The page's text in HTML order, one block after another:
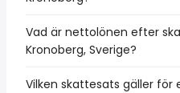
Vad är nettolönen efter
Kronoberg, Sverige?
Vilken skattesats gäller för